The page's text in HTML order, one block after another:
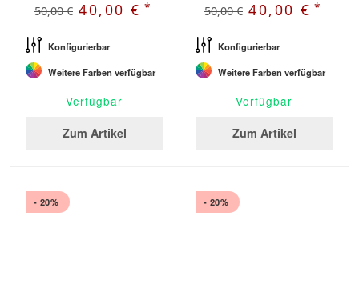
50,00 € 40,00 €*
Konfigurierbar
Weitere Farben verfügbar
Verfügbar
Zum Artikel
50,00 € 40,00 €*
Konfigurierbar
Weitere Farben verfügbar
Verfügbar
Zum Artikel
- 20% - 20%